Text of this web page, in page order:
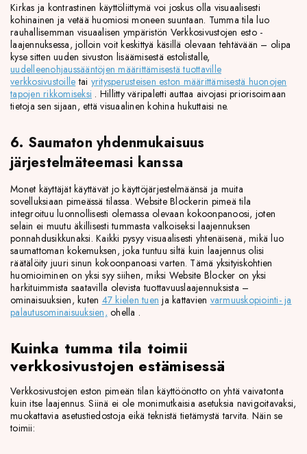
Kirkas ja kontrastinen käyttöliittymä voi joskus olla visuaalisesti
kohinainen ja vetää huomiosi moneen suuntaan. Tumma tila luo
rauhallisemman visuaalisen ympäristön Verkkosivustojen esto -
laajennuksessa, jolloin voit keskittyä käsillä olevaan tehtävään – olipa
kyse sitten uuden sivuston lisäämisestä estolistalle,
uudelleenohjaussääntöjen määrittämisestä tuottaville
verkkosivustoille tai yritysperusteisen eston määrittämisestä huonojen
tapojen rikkomiseksi . Hillitty väripaletti auttaa aivojasi priorisoimaan
tietoja sen sijaan, että visuaalinen kohina hukuttaisi ne.
6. Saumaton yhdenmukaisuus
järjestelmäteemasi kanssa
Monet käyttäjät käyttävät jo käyttöjärjestelmäänsä ja muita
sovelluksiaan pimeässä tilassa. Website Blockerin pimeä tila
integroituu luonnollisesti olemassa olevaan kokoonpanoosi, joten
selain ei muutu äkillisesti tummasta valkoiseksi laajennuksen
ponnahdusikkunaksi. Kaikki pysyy visuaalisesti yhtenäisenä, mikä luo
saumattoman kokemuksen, joka tuntuu siltä kuin laajennus olisi
räätälöity juuri sinun kokoonpanoasi varten. Tämä yksityiskohtien
huomioiminen on yksi syy siihen, miksi Website Blocker on yksi
harkituimmista saatavilla olevista tuottavuuslaajennuksista –
ominaisuuksien, kuten 47 kielen tuen ja kattavien varmuuskopiointi- ja
palautusominaisuuksien, ohella .
Kuinka tumma tila toimii
verkkosivustojen estämisessä
Verkkosivustojen eston pimeän tilan käyttöönotto on yhtä vaivatonta
kuin itse laajennus. Siinä ei ole monimutkaisia ​​asetuksia navigoitavaksi,
muokattavia asetustiedostoja eikä teknistä tietämystä tarvita. Näin se
toimii: